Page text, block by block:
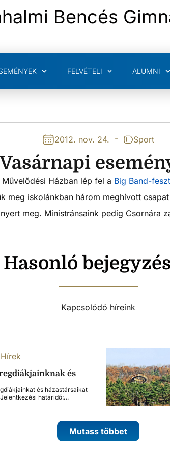
Bencés
FELVÉTELI ALUMNI
2012. nov. 24. - Sport
Házban lép fel a Big Band-
meg iskolánkban három meghívott
meg. Ministránsaink pedig Csornára
Hasonló
Kapcsolódó híreink
Hírek
és
és házastársaikat
határidő:…
Mutass többet